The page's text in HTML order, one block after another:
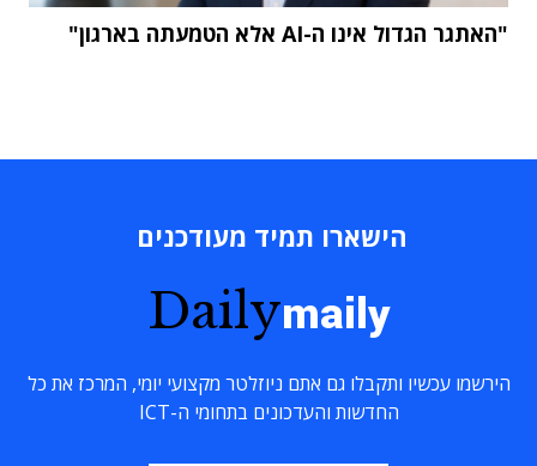
"האתגר הגדול אינו ה-AI אלא הטמעתה בארגון"
הישארו תמיד מעודכנים
Dailymaily
הירשמו עכשיו ותקבלו גם אתם ניוזלטר מקצועי יומי, המרכז את כל
החדשות והעדכונים בתחומי ה-ICT